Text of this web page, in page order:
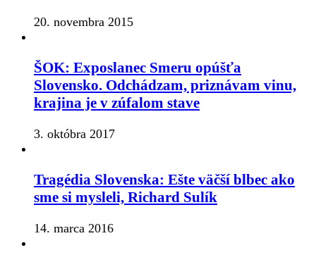
20. novembra 2015
ŠOK: Exposlanec Smeru opúšťa
Slovensko. Odchádzam, priznávam vinu,
krajina je v zúfalom stave
3. októbra 2017
Tragédia Slovenska: Ešte väčší blbec ako
sme si mysleli, Richard Sulík
14. marca 2016